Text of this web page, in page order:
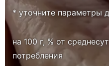
* уточните параметры
на 100 г, % от
потребления